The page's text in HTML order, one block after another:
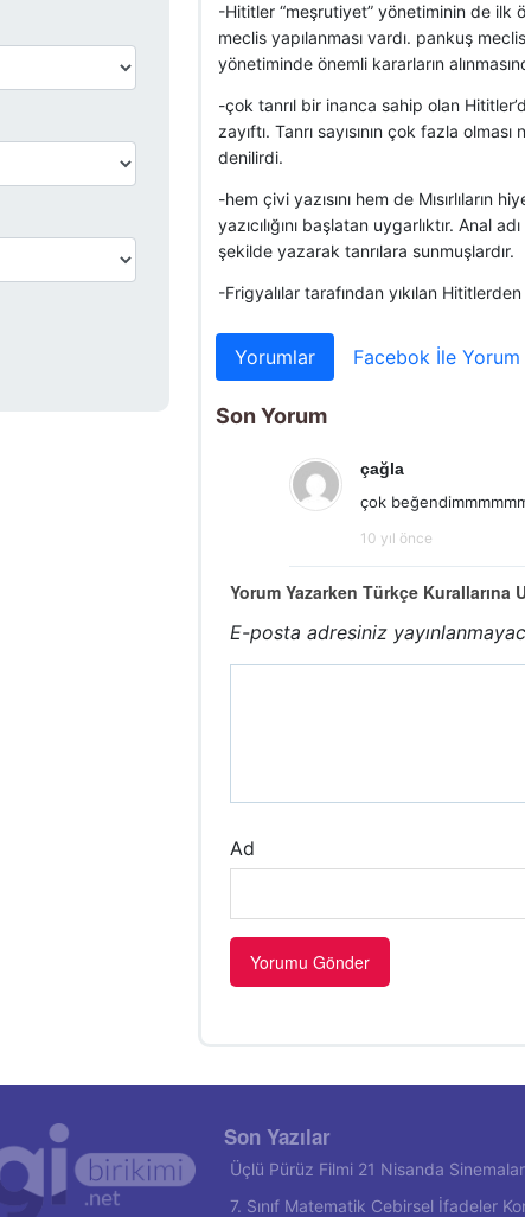
-Hititler “meşrutiyet” yönetiminin de ilk
meclis yapılanması vardı. pankuş
yönetiminde önemli kararların
-çok tanrıl bir inanca sahip olan
zayıftı. Tanrı sayısının çok fazla
denilirdi.
-hem çivi yazısını hem de Mısırlıların
yazıcılığını başlatan uygarlıktır. Anal
şekilde yazarak tanrılara sunmuşlardır.
-Frigyalılar tarafından yıkılan
Yorumlar Facebok İle Yorum
Son Yorum
çağla
çok
10 yıl önce
Yorum Yazarken Türkçe Kurallarına
E-posta adresiniz
Ad
Son Yazılar
Üçlü Pürüz Filmi 21 Nisanda
7. Sınıf Matematik Cebirsel İfadeler